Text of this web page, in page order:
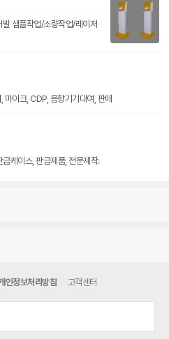
샘플작업/소량작업/레이저
마이크, CDP, 음향기기대여, 판매
케이스, 판금제품, 전문제작.
인정보처리방침 고객센터